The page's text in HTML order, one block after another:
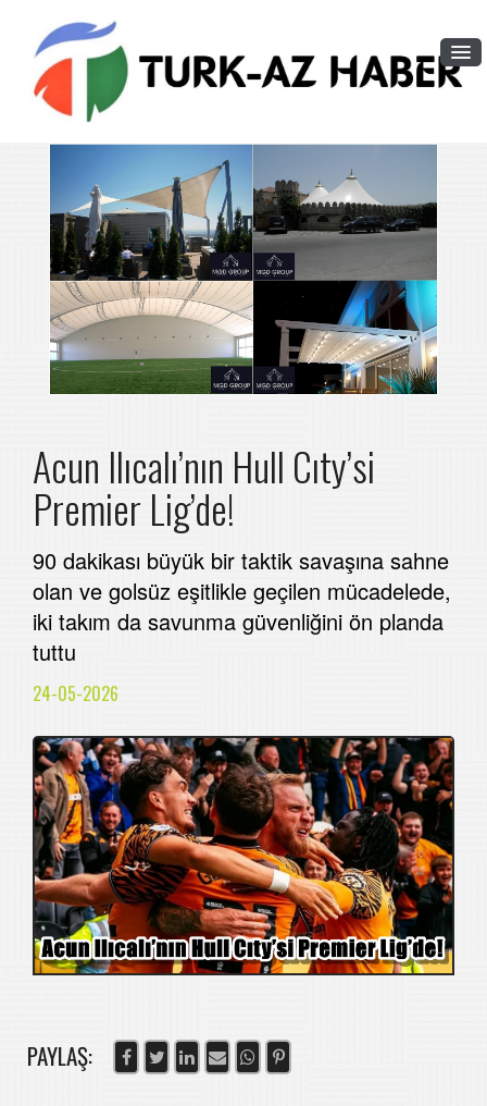
Acun Ilıcalı’nın Hull Cıty’si
Premier Lig’de!
90 dakikası büyük bir taktik savaşına sahne
olan ve golsüz eşitlikle geçilen mücadelede,
iki takım da savunma güvenliğini ön planda
tuttu
24-05-2026
PAYLAŞ: